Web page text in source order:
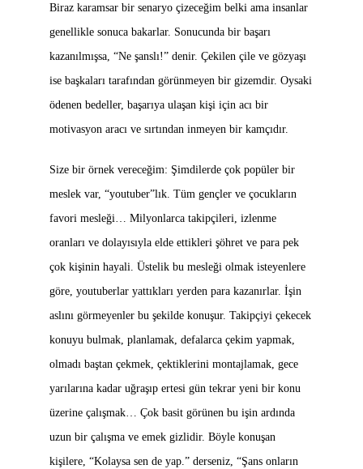
Biraz karamsar bir senaryo çizeceğim belki ama insanlar
genellikle sonuca bakarlar. Sonucunda bir başarı
kazanılmışsa, “Ne şanslı!” denir. Çekilen çile ve gözyaşı
ise başkaları tarafından görünmeyen bir gizemdir. Oysaki
ödenen bedeller, başarıya ulaşan kişi için acı bir
motivasyon aracı ve sırtından inmeyen bir kamçıdır.
Size bir örnek vereceğim: Şimdilerde çok popüler bir
meslek var, “youtuber”lık. Tüm gençler ve çocukların
favori mesleği… Milyonlarca takipçileri, izlenme
oranları ve dolayısıyla elde ettikleri şöhret ve para pek
çok kişinin hayali. Üstelik bu mesleği olmak isteyenlere
göre, youtuberlar yattıkları yerden para kazanırlar. İşin
aslını görmeyenler bu şekilde konuşur. Takipçiyi çekecek
konuyu bulmak, planlamak, defalarca çekim yapmak,
olmadı baştan çekmek, çektiklerini montajlamak, gece
yarılarına kadar uğraşıp ertesi gün tekrar yeni bir konu
üzerine çalışmak… Çok basit görünen bu işin ardında
uzun bir çalışma ve emek gizlidir. Böyle konuşan
kişilere, “Kolaysa sen de yap.” derseniz, “Şans onların